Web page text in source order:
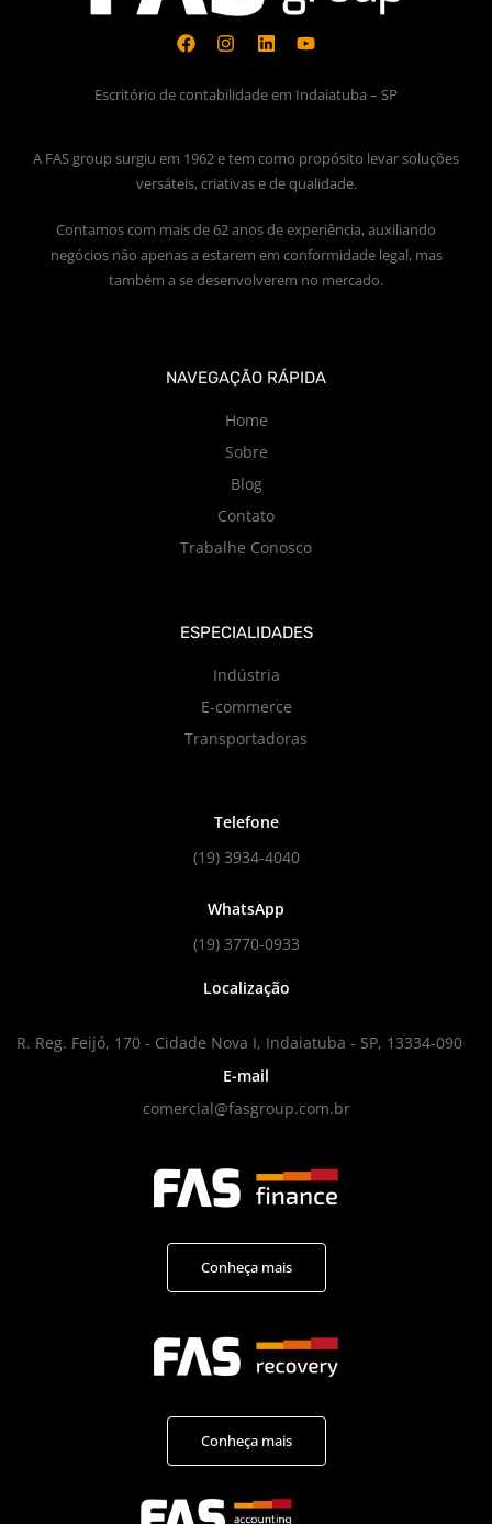
Escritório de contabilidade em Indaiatuba – SP
A FAS group surgiu em 1962 e tem como propósito levar soluções
versáteis, criativas e de qualidade.
Contamos com mais de 62 anos de experiência, auxiliando
negócios não apenas a estarem em conformidade legal, mas
também a se desenvolverem no mercado.
NAVEGAÇÃO RÁPIDA
Home
Sobre
Blog
Contato
Trabalhe Conosco
ESPECIALIDADES
Indústria
E-commerce
Transportadoras
Telefone
(19) 3934-4040
WhatsApp
(19) 3770-0933
Localização
R. Reg. Feijó, 170 - Cidade Nova I, Indaiatuba - SP, 13334-090
E-mail
comercial@fasgroup.com.br
Conheça mais
Conheça mais